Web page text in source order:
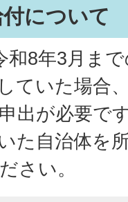
について
和8年3月ま
ていた場合
出が必要で
た自治体を
さい。